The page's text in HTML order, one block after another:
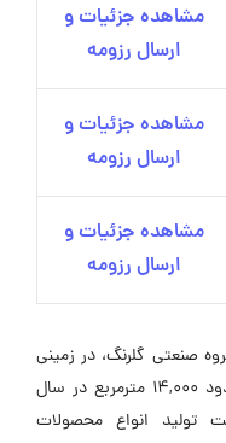
مشاهده جزئیات و
ارسال رزومه
مشاهده جزئیات و
ارسال رزومه
مشاهده جزئیات و
ارسال رزومه
صنعتی گلرنگ، در زمینی
به مساحت ۲۰,۰۰۰ مترمربع و زیربنای حدود ۱۴,۰۰۰ مترمربع در سال
تولید انواع محصولات